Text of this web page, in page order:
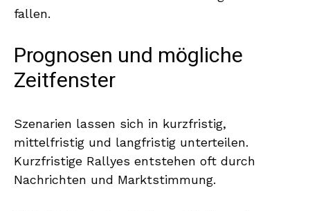
fallen.
Prognosen und mögliche
Zeitfenster
Szenarien lassen sich in kurzfristig,
mittelfristig und langfristig unterteilen.
Kurzfristige Rallyes entstehen oft durch
Nachrichten und Marktstimmung.